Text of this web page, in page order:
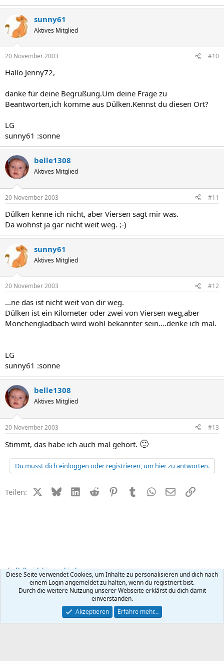
sunny61
Aktives Mitglied
20 November 2003 #10
Hallo Jenny72,
danke für deine Begrüßung.Um deine Frage zu
Beantworten,ich komme aus Dülken.Kennst du diesen Ort?
LG
sunny61 :sonne
belle1308
Aktives Mitglied
20 November 2003 #11
Dülken kenne ich nicht, aber Viersen sagt mir was.
Da wohnst ja gar nicht weit weg. ;-)
sunny61
Aktives Mitglied
20 November 2003 #12
...ne das ist nicht weit von dir weg.
Dülken ist ein Kilometer oder zwei von Viersen weg,aber
Mönchengladbach wird wohl bekannter sein....denke ich mal.
LG
sunny61 :sonne
belle1308
Aktives Mitglied
20 November 2003 #13
Stimmt, das habe ich auch mal gehört. 🙂
Du musst dich einloggen oder registrieren, um hier zu antworten.
Teilen: X (Twitter)
BlueskyLinkedIn
Reddit PinterestTumblr WhatsApp
E-MailLink
Hallo, ich bin neu hier!
Kontakt Nutzungsbedingungen Datenschutz Hilfe
R
Community platform by XenForo ® © 2010-2026 XenForo Ltd.
Diese Seite verwendet Cookies, um Inhalte zu personalisieren und dich nach
einem Login angemeldet zu halten, wenn du registriert bist.
Durch die weitere Nutzung unserer Webseite erklärst du dich damit
einverstanden.
Akzeptieren
Erfahre mehr…